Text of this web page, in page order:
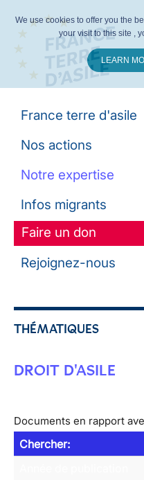
France terre d'asile
Nos actions
Notre expertise
Infos migrants
Faire un don
Rejoignez-nous
THÉMATIQUES
DROIT D'ASILE
Documents en rapport
Chercher:
We use cookies to offer you the
your visit to this site ,
LEARN